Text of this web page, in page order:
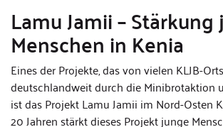
Lamu Jamii –
Menschen in Kenia
Eines der Projekte, das von vielen KLJB-
deutschlandweit durch die Minibrotaktion
ist das Projekt Lamu Jamii im Nord-Osten
20 Jahren stärkt dieses Projekt junge